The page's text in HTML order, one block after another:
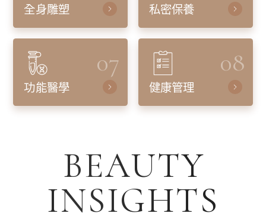
全身雕塑 私密保養
07
功能醫學
08
健康管理
BEAUTY
INSIGHTS